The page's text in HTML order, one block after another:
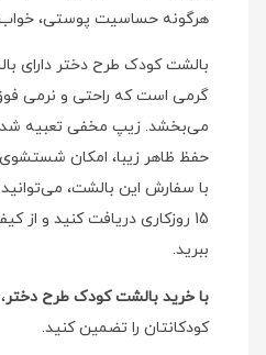
هرگونه حساسیت پوستی، خواب
گرمی است که راحتی و نرمی
می‌بخشد. زیپ مخفی تعبیه شده
حفظ ظاهر زیبا، امکان شستشوی
15 روزکاری دریافت کنید و از
ببرید.
با خرید بالشت کودک طرح دختر
کودکانتان را تضمین کنید.